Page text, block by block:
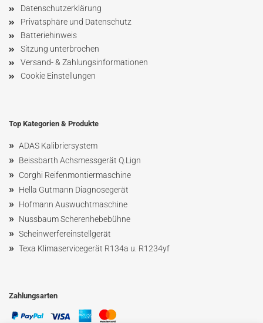
Datenschutzerklärung
Privatsphäre und Datenschutz
Batteriehinweis
Sitzung unterbrochen
Versand- & Zahlungsinformationen
Cookie Einstellungen
Top Kategorien & Produkte
» ADAS Kalibriersystem
» Beissbarth Achsmessgerät Q.Lign
» Corghi Reifenmontiermaschine
» Hella Gutmann Diagnosegerät
» Hofmann Auswuchtmaschine
» NussbaumScherenhebebühne
» Scheinwerfereinstellgerät
» Texa Klimaservicegerät R134a u. R1234yf
Zahlungsarten